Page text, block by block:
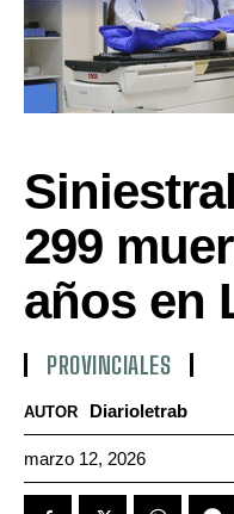
299
años en
PROVINCIALES
AUTOR Diarioletrab
marzo 12, 2026